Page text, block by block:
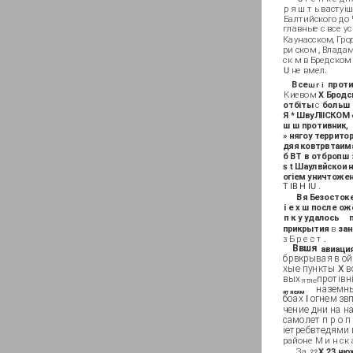
р я ш т ь
Балтийского
главные с все
Каунасском,
ри ском ,
ск м в Бредском
U не вмел.
Всеш г і
Киевом X
отбітыс больш
Я * ШвуЛІІСКОМ
ш ш противник,
» нягоу
дяя
б ВТ в отбропш
s t Шаулвйскои
огіем
T IB H IU .
Вя
і е х ш после
п к у удалось
прикрытия в
з Б р е с т .
Ввшя
брвкрывая в
хые пункты X
выхятяе
ятяеям
боах I огнем
чение дни на
самолет п р о
районе М и н ск